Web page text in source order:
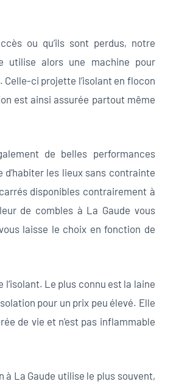
ou qu’ils sont perdus, notre
utilise alors une machine pour
ci projette l’isolant en flocon
est ainsi assurée partout même
de belles performances
les lieux sans contrainte
disponibles contrairement à
de combles à La Gaude vous
laisse le choix en fonction de
Le plus connu est la laine
pour un prix peu élevé. Elle
de vie et n’est pas inflammable
à La Gaude utilise le plus souvent,